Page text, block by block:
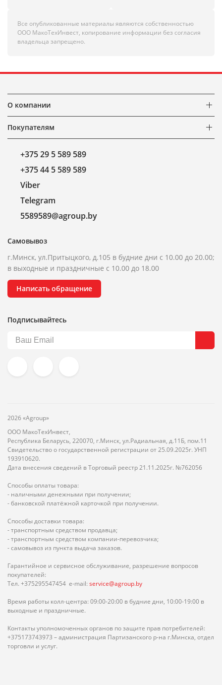
Все опубликованные материалы являются собственностью
ООО МакоТехИнвест, копирование информации без согласия
владельца запрещено.
О компании
Покупателям
+375 29 5 589 589
+375 44 5 589 589
Viber
Telegram
5589589@agroup.by
Самовывоз
г.Минск, ул.Притыцкого, д.105 в будние дни с 10.00 до 20.00;
в выходные и праздничные с 10.00 до 18.00
Написать обращение
Подписывайтесь
2026 «Agroup»
ООО МакоТехИнвест,
Республика Беларусь, 220070, г.Минск, ул.Радиальная, д.11Б, пом.11
Свидетельство о государственной регистрации от 25.09.2025г. УНП
193910620.
Дата внесения сведений в Торговый реестр 21.11.2025г. №762056
Способы оплаты товара:
- наличными денежными при получении;
- банковской платёжной карточкой при получении.
Способы доставки товара:
- транспортным средством продавца;
- транспортным средством компании-перевозчика;
- самовывоз из пункта выдача заказов.
Гарантийное и сервисное обслуживание, разрешение вопросов
покупателей:
Тел. +375295547454 e-mail: service@agroup.by
Время работы колл-центра: 09:00-20:00 в будние дни, 10:00-19:00 в
выходные и праздничные.
Контакты уполномоченных органов по защите прав потребителей:
+375173743973 – администрация Партизанского р-на г.Минска, отдел
торговли и услуг.